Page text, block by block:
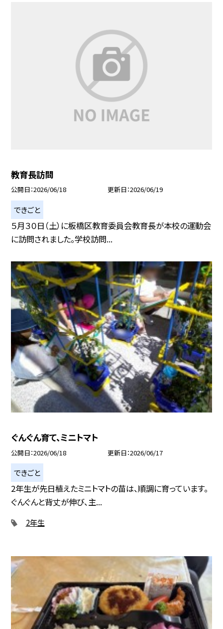
教育長訪問
公開日 2026/06/18 更新日 2026/06/19
できごと
５月３０日（土）に板橋区教育委員会教育長が本校の運動会
に訪問されました。学校訪問...
ぐんぐん育て、ミニトマト
公開日 2026/06/18 更新日 2026/06/17
できごと
2年生が先日植えたミニトマトの苗は、順調に育っています。
ぐんぐんと背丈が伸び、主...
2年生